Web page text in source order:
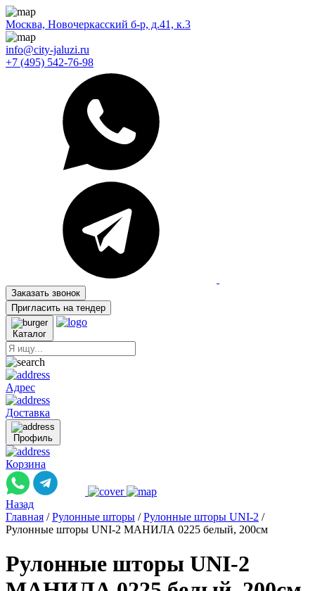
Москва, Новочеркасский б-р, д.41, к.3
info@city-jaluzi.ru
+7 (495) 542-76-98
Заказать звонок
Пригласить на тендер
Каталог
Адрес
Доставка
Профиль
Корзина
Назад
Главная / Рулонные шторы / Рулонные шторы UNI-2 /
Рулонные шторы UNI-2 МАНИЛА 0225 белый, 200см
Рулонные шторы UNI-2